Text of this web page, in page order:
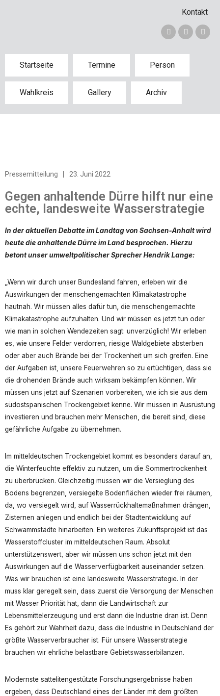
Kontakt
Startseite Termine Person
Wahlkreis Gallery Archiv
Pressemitteilung 23. Juni 2022
Gegen anhaltende Dürre hilft nur eine
echte, landesweite Wasserstrategie
In der aktuellen Debatte im Landtag von Sachsen-Anhalt wird
heute die anhaltende Dürre im Land besprochen. Hierzu
betont unser umweltpolitischer Sprecher Hendrik Lange:
„Wenn wir durch unser Bundesland fahren, erleben wir die
Auswirkungen der menschengemachten Klimakatastrophe
hautnah. Wir müssen alles dafür tun, die menschengemachte
Klimakatastrophe aufzuhalten. Und wir müssen es jetzt tun oder
wie man in solchen Wendezeiten sagt: unverzüglich! Wir erleben
es, wie unsere Felder verdorren, riesige Waldgebiete absterben
oder aber auch Brände bei der Trockenheit um sich greifen. Eine
der Aufgaben ist, unsere Feuerwehren so zu ertüchtigen, dass sie
die drohenden Brände auch wirksam bekämpfen können. Wir
müssen uns jetzt auf Szenarien vorbereiten, wie ich sie aus dem
südostspanischen Trockengebiet kenne. Wir müssen in Ausrüstung
investieren und brauchen mehr Menschen, die bereit sind, diese
gefährliche Aufgabe zu übernehmen.
Im mitteldeutschen Trockengebiet kommt es besonders darauf an,
die Winterfeuchte effektiv zu nutzen, um die Sommertrockenheit
zu überbrücken. Gleichzeitig müssen wir die Versieglung des
Bodens begrenzen, versiegelte Bodenflächen wieder frei räumen,
da, wo versiegelt wird, auf Wasserrückhaltemaßnahmen drängen,
Zisternen anlegen und endlich bei der Stadtentwicklung auf
Schwammstädte hinarbeiten. Ein weiteres Zukunftsprojekt ist das
Wasserstoffcluster im mitteldeutschen Raum. Absolut
unterstützenswert, aber wir müssen uns schon jetzt mit den
Auswirkungen auf die Wasserverfügbarkeit auseinander setzen.
Was wir brauchen ist eine landesweite Wasserstrategie. In der
muss klar geregelt sein, dass zuerst die Versorgung der Menschen
mit Wasser Priorität hat, dann die Landwirtschaft zur
Lebensmittelerzeugung und erst dann die Industrie dran ist. Denn
Es gehört zur Wahrheit dazu, dass die Industrie in Deutschland der
größte Wasserverbraucher ist. Für unsere Wasserstrategie
brauchen wir ehrliche belastbare Gebietswasserbilanzen.
Modernste sattelitengestützte Forschungsergebnisse haben
ergeben, dass Deutschland eines der Länder mit dem größten